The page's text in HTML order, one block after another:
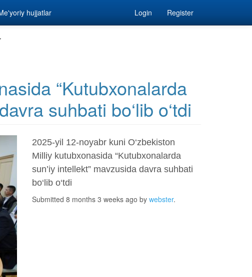
hujjatlar Login Register
“Kutubxonalarda
suhbati bo‘lib o‘tdi
2025-yil 12-noyabr kuni O‘zbekiston
Milliy kutubxonasida “Kutubxonalarda
sun’iy intellekt” mavzusida davra suhbati
bo‘lib o‘tdi
Submitted 8 months 3 weeks ago by webster.